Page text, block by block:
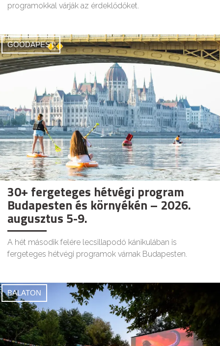
programokkal várják az érdeklődőket.
GOODAPEST
30+ fergeteges hétvégi program
Budapesten és környékén – 2026.
augusztus 5-9.
A hét második felére lecsillapodó kánikulában is
fergeteges hétvégi programok várnak Budapesten.
BALATON